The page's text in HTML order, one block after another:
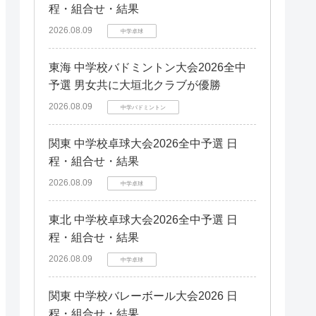
程・組合せ・結果
2026.08.09 中学卓球
東海 中学校バドミントン大会2026全中
予選 男女共に大垣北クラブが優勝
2026.08.09 中学バドミントン
関東 中学校卓球大会2026全中予選 日
程・組合せ・結果
2026.08.09 中学卓球
東北 中学校卓球大会2026全中予選 日
程・組合せ・結果
2026.08.09 中学卓球
関東 中学校バレーボール大会2026 日
程・組合せ・結果